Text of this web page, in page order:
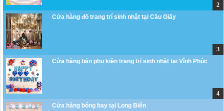
Cửa hàng đồ trang trí sinh nhật tại Cầu Giấy
Cửa hàng bán phụ kiện trang trí sinh nhật tại Vĩnh Phúc
Cửa hàng bóng bay tại Long Biên